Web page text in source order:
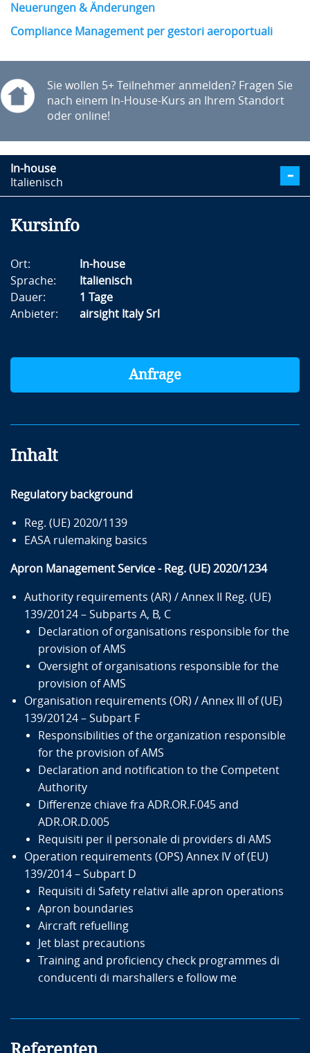
Neuerungen & Änderungen
Compliance Management per gestori aeroportuali
Sie wollen 5+ Teilnehmer anmelden? Fragen Sie
nach einem In-House-Kurs an Ihrem Standort
oder online!
In-house
Italienisch
Kursinfo
Ort:
In-house
Sprache:
Italienisch
Dauer:
1 Tage
Anbieter:
airsight Italy Srl
Anfrage
Inhalt
Regulatory background
Reg. (UE) 2020/1139
EASA rulemaking basics
Apron Management Service - Reg. (UE) 2020/1234
Authority requirements (AR) / Annex II Reg. (UE)
139/20124 – Subparts A, B, C
Declaration of organisations responsible for the
provision of AMS
Oversight of organisations responsible for the
provision of AMS
Organisation requirements (OR) / Annex III of (UE)
139/20124 – Subpart F
Responsibilities of the organization responsible
for the provision of AMS
Declaration and notification to the Competent
Authority
Differenze chiave fra ADR.OR.F.045 and
ADR.OR.D.005
Requisiti per il personale di providers di AMS
Operation requirements (OPS) Annex IV of (EU)
139/2014 – Subpart D
Requisiti di Safety relativi alle apron operations
Apron boundaries
Aircraft refuelling
Jet blast precautions
Training and proficiency check programmes di
conducenti di marshallers e follow me